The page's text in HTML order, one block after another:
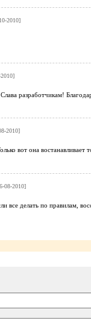
2010]
разработчикам!
2010]
вот она востанавливает
08-2010]
все делать по правилам,